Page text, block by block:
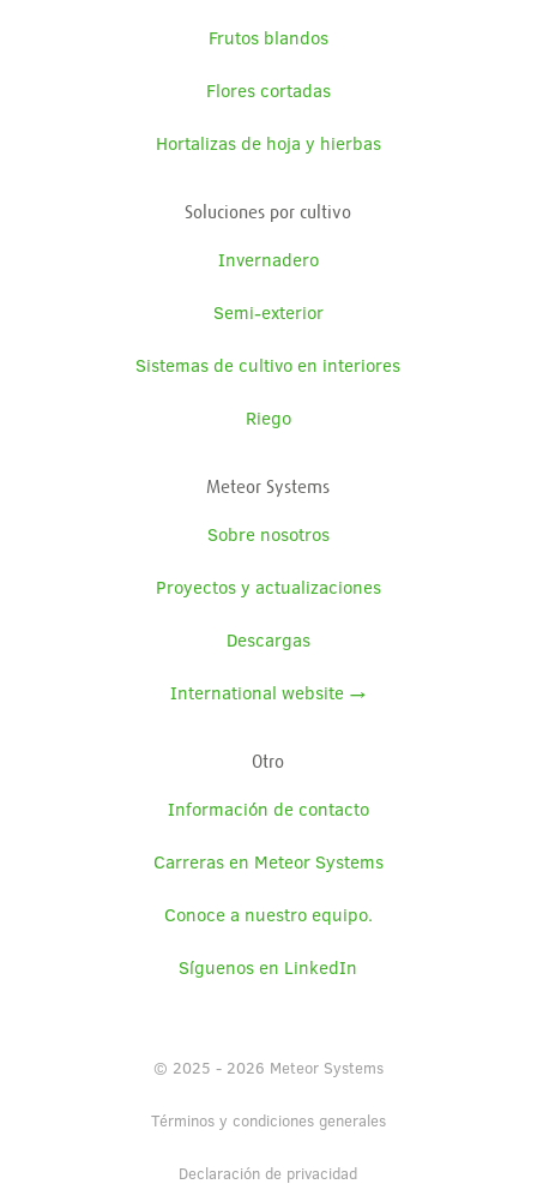
Frutos blandos
Flores cortadas
Hortalizas de hoja y hierbas
Soluciones por cultivo
Invernadero
Semi-exterior
Sistemas de cultivo en interiores
Riego
Meteor Systems
Sobre nosotros
Proyectos y actualizaciones
Descargas
International website →
Otro
Información de contacto
Carreras en Meteor Systems
Conoce a nuestro equipo.
Síguenos en LinkedIn
© 2025 - 2026 Meteor Systems
Términos y condiciones generales
Declaración de privacidad